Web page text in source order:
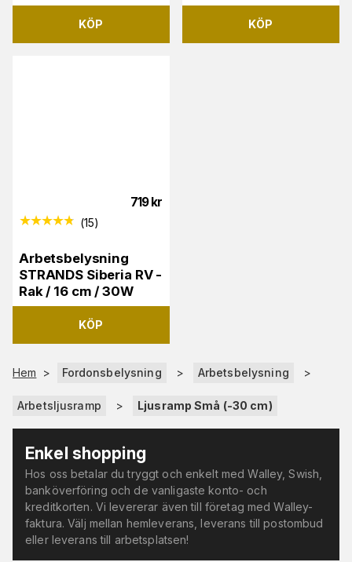
KÖP KÖP
719 kr
(15)
Arbetsbelysning
STRANDS Siberia RV -
Rak / 16 cm / 30W
KÖP
Hem > Fordonsbelysning > Arbetsbelysning >
Arbetsljusramp > Ljusramp Små (-30 cm)
Enkel shopping
Hos oss betalar du tryggt och enkelt med Walley, Swish,
banköverföring och de vanligaste konto- och
kreditkorten. Vi levererar även till företag med Walley-
faktura. Välj mellan hemleverans, leverans till postombud
eller leverans till arbetsplatsen!